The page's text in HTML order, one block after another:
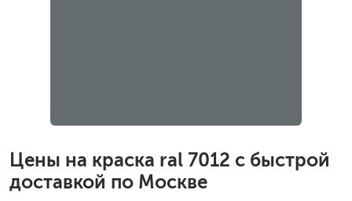
Цены на краска ral 7012 с быстрой
доставкой по Москве